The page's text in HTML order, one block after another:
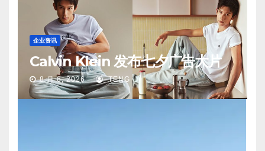
企业资讯
Calvin Klein 发布七夕广告大片
8 月 6, 2026 TENG